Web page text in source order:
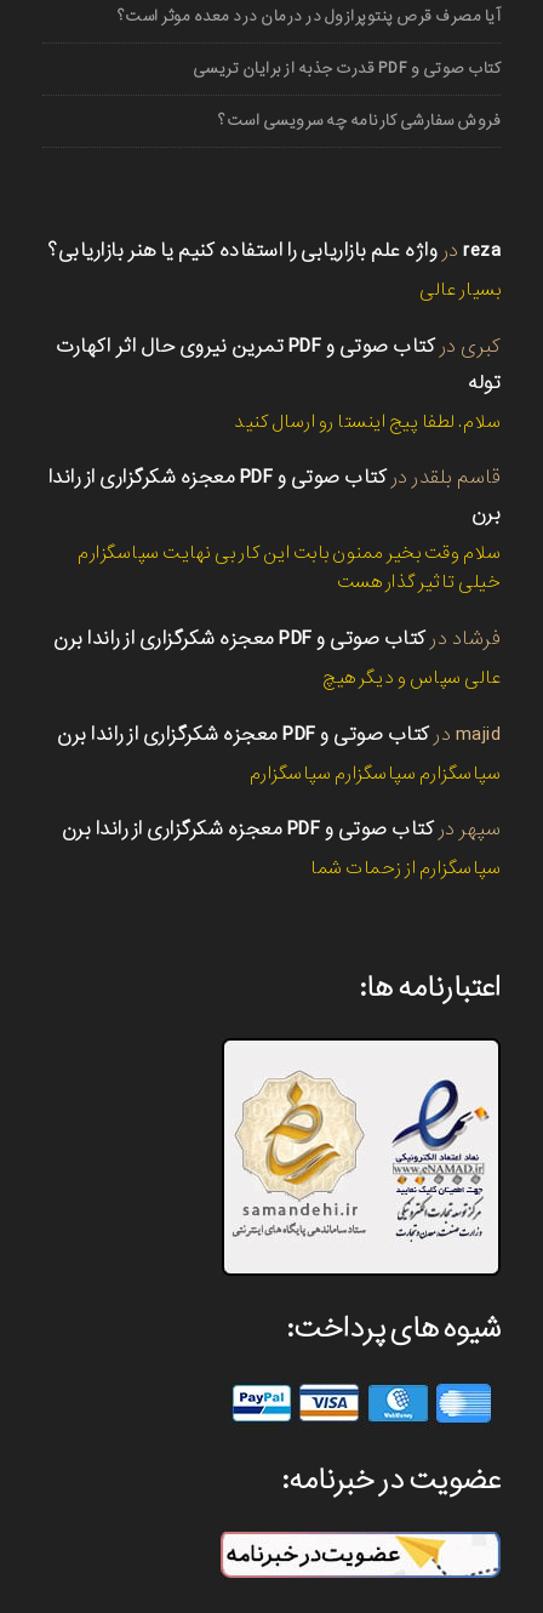
آیا مصرف قرص پنتوپرازول در درمان درد معده موثر است؟
کتاب صوتی و PDF قدرت جذبه از برایان تریسی
فروش سفارشی کارنامه چه سرویسی است؟
reza در واژه علم بازاریابی را استفاده کنیم یا هنر بازاریابی؟
بسیار عالی
کبری در
کتاب صوتی و PDF تمرین نیروی حال اثر اکهارت
توله
سلام. لطفا پیج اینستا رو ارسال کنید
قاسم بلقدر در
کتاب صوتی و PDF معجزه شکرگزاری از راندا
برن
سلام وقت بخیر ممنون بابت این کار بی نهایت سپاسگزارم
خیلی تاثیر گذار هست
فرشاد درکتاب صوتی و PDF معجزه شکرگزاری از راندا برن
عالی سپاس و دیگر هیچ
majid درکتاب صوتی و PDF معجزه شکرگزاری از راندا برن
سپاسگزارم سپاسگزارم سپاسگزارم
سپهر درکتاب صوتی و PDF معجزه شکرگزاری از راندا برن
سپاسگزارم از زحمات شما
اعتبارنامه ها:
شیوه های پرداخت:
عضویت در خبرنامه: